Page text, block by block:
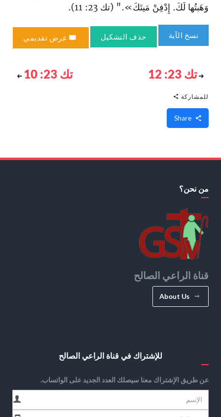
وَهَبتُها لَكَ. إِدْفِنْ مَيتَكَ»." (تك 23: 11).
نسخ الآية حذف التشكيل عرض تقديمي
تك 23: 12 تك 23: 10
للمشاركة
من نحن؟
قناة الراعي الصالح
About Us
للإشتراك في قناة الراعي الصالح
عن طريق الإشتراك معنا سيصلك العدد الجديد على الواتساب.